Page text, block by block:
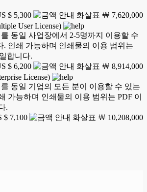
$ 5,300
￦ 7,620,000
User License)
동일 사업장에서 2-5명까지 이용할 수
. 인쇄 가능하며 인쇄물의 이용 범위는
합니다.
$ 6,200
￦ 8,914,000
License)
동일 기업의 모든 분이 이용할 수 있는
가능하며 인쇄물의 이용 범위는 PDF 이
.
$ 7,100
￦ 10,208,000